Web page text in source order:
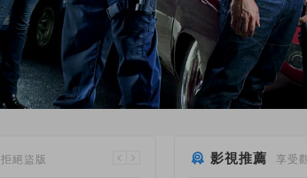
拒絕盜版 影視推薦 享受